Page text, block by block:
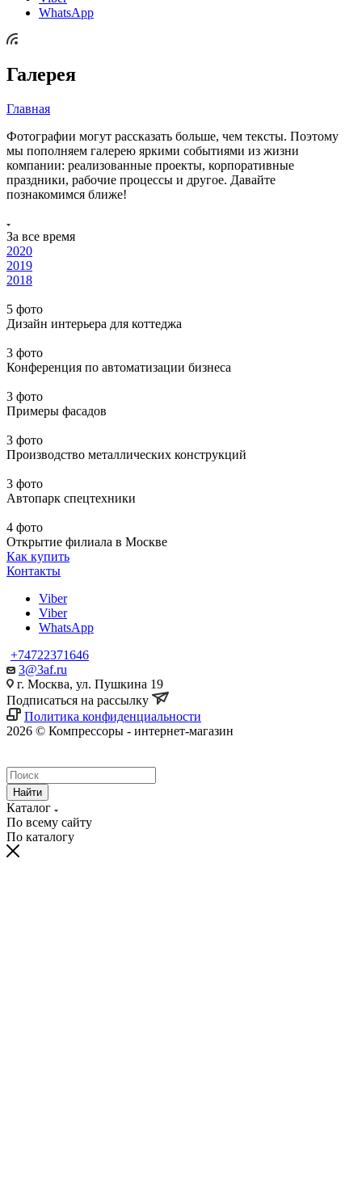
WhatsApp
Галерея
Главная
Фотографии могут рассказать больше, чем тексты. Поэтому
мы пополняем галерею яркими событиями из жизни
компании: реализованные проекты, корпоративные
праздники, рабочие процессы и другое. Давайте
познакомимся ближе!
За все время
2020
2019
2018
5 фото
Дизайн интерьера для коттеджа
3 фото
Конференция по автоматизации бизнеса
3 фото
Примеры фасадов
3 фото
Производство металлических конструкций
3 фото
Автопарк спецтехники
4 фото
Открытие филиала в Москве
Как купить
Контакты
Viber
Viber
WhatsApp
+74722371646
3@3af.ru
г. Москва, ул. Пушкина 19
Подписаться на рассылку
Политика конфиденциальности
2026 © Компрессоры - интернет-магазин
Найти
Каталог
По всему сайту
По каталогу